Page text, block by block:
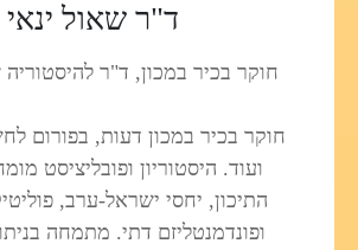
ד"ר שאול ינאי
חוקר בכיר במכון, ד"ר
חוקר בכיר במכון דעות, בפורום
ועוד. היסטוריון ופובליציסט
התיכון, יחסי ישראל-ערב,
ופונדמנטליזם דתי. מתמחה